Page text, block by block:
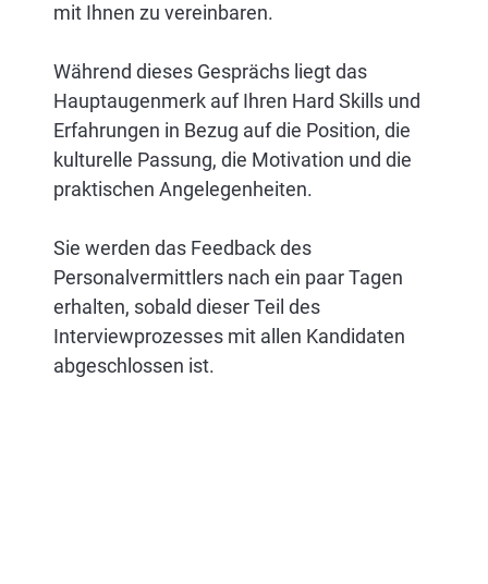
mit Ihnen zu vereinbaren.
Während dieses Gesprächs liegt das
Hauptaugenmerk auf Ihren Hard Skills und
Erfahrungen in Bezug auf die Position, die
kulturelle Passung, die Motivation und die
praktischen Angelegenheiten.
Sie werden das Feedback des
Personalvermittlers nach ein paar Tagen
erhalten, sobald dieser Teil des
Interviewprozesses mit allen Kandidaten
abgeschlossen ist.